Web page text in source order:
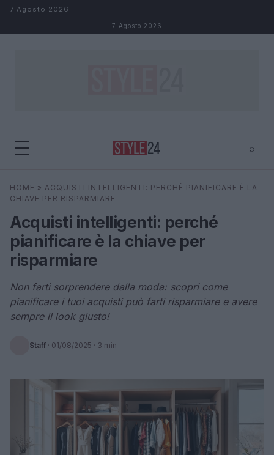
Salta al contenuto
7 Agosto 2026
7 Agosto 2026
⌕
Cerca ⌕ ×
HOME » ACQUISTI INTELLIGENTI: PERCHÉ PIANIFICARE È LA
CHIAVE PER RISPARMIARE
Acquisti intelligenti: perché
pianificare è la chiave per
risparmiare
Non farti sorprendere dalla moda: scopri come
pianificare i tuoi acquisti può farti risparmiare e avere
sempre il look giusto!
Staff · 01/08/2025 · 3 min